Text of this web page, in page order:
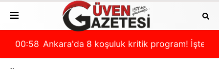
durum
çıktı!00:58 Ankara'da 8 koşuluk kritik program! İşte